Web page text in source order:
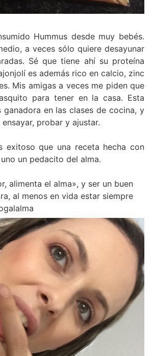
Hummus desde muy bebés.
a veces sólo quiere desayunar
Sé que tiene ahí su proteína
es además rico en calcio, zinc
Mis amigas a veces me piden que
para tener en la casa. Esta
ganadora en las clases de cocina, y
probar y ajustar.
exitoso que una receta hecha con
un pedacito del alma.
alimenta el alma», y ser un buen
al menos en vida estar siempre